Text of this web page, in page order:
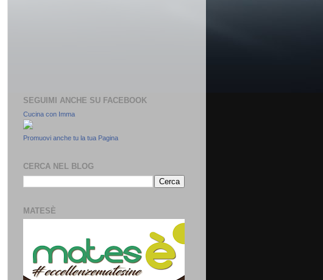
SEGUIMI ANCHE SU FACEBOOK
Cucina con Imma
Promuovi anche tu la tua Pagina
CERCA NEL BLOG
MATESÈ